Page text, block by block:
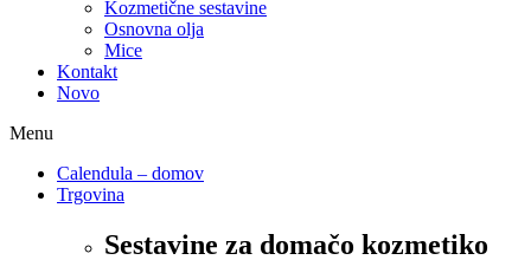
Kozmetične sestavine
Osnovna olja
Mice
Kontakt
Novo
Menu
Calendula – domov
Trgovina
Sestavine za domačo kozmetiko